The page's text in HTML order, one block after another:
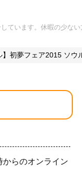
ています。休暇の少な
】初夢フェア2015 ソウ
らのオンライン